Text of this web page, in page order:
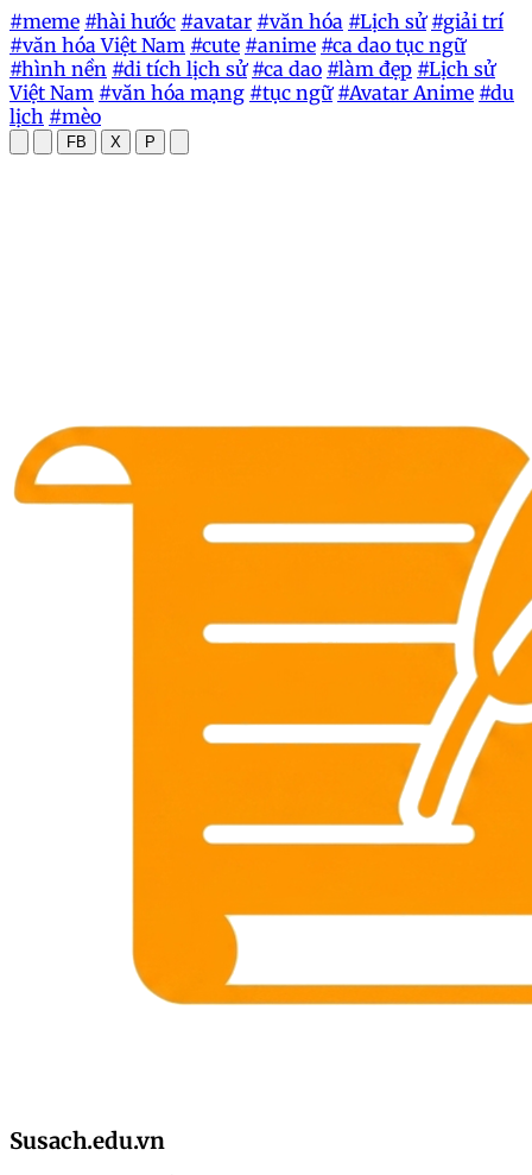
#meme #hài hước #avatar #văn hóa #Lịch sử #giải trí
#văn hóa Việt Nam #cute #anime #ca dao tục ngữ
#hình nền #di tích lịch sử #ca dao #làm đẹp #Lịch sử
Việt Nam #văn hóa mạng #tục ngữ #Avatar Anime #du
lịch #mèo
FB X P
Susach.edu.vn